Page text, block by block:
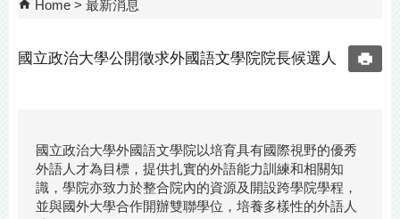
Home 最新消息
國立政治大學公開徵求外國語文學院院長候選人
國立政治大學外國語文學院以培育具有國際視野的優秀
外語人才為目標，提供扎實的外語能力訓練和相關知
識，學院亦致力於整合院內的資源及開設跨學院學程，
並與國外大學合作開辦雙聯學位，培養多樣性的外語人